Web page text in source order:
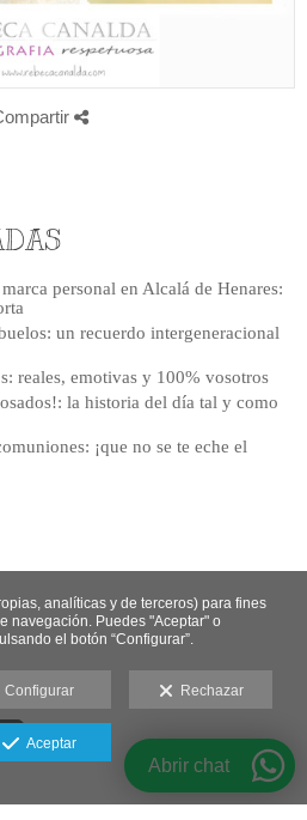
personal en Alcalá de Henares:
un recuerdo intergeneracional
reales, emotivas y 100% vosotros
la historia del día tal y como
¡que no se te eche el
analíticas y de terceros) para fines
navegación. Puedes "Aceptar" o
el botón “Configurar”.
Configurar Rechazar
Aceptar
Abrir chat